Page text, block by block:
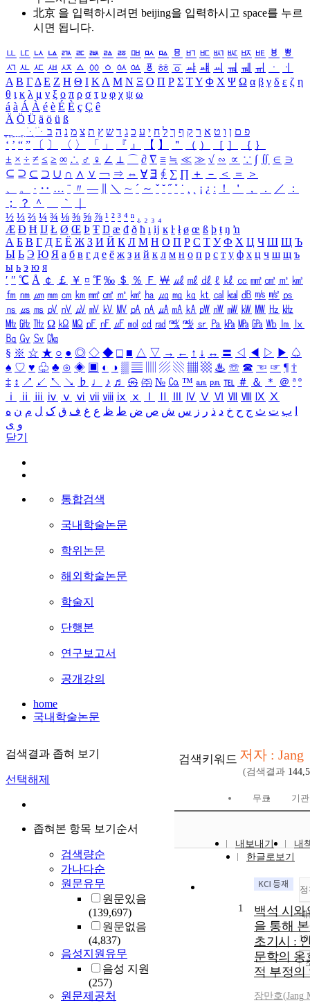
北京 을 입력하시려면 beijing을 입력하시고 space를 누르
시면 됩니다.
ㅥ ㅦ ㅧ ㅨ ㅩ ㅪ ㅫ ㅬ ㅭ ㅮ ㅯ ㅰ ㅱ ㅲ ㅳ ㅴ ㅵ ㅶ ㅷ ㅸ
ㅹ
ㅺ ㅻ ㅼ ㅽ ㅾ ㅿ ㆀ ㆁ ㆂ ㆃ ㆄ ㆅ ㆆ ㆇ ㆈ ㆉ ㆊ ㆋ ㆌ ㆍ
ㆎ
Α Β ΓΔ Ε Ζ Η Θ Ι ΚΛ Μ Ν Ξ Ο Π Ρ Σ ΤΥ Φ Χ Ψ Ω α β γ δ ε ζ η
θ ι κ λ μ ν ξ ο π ρ σ τ υ φ χ ψ ω
á à Á À é è É È ç Ç ê
Ä Ö Ü ä ö ü ß
ִֶֹ ֻּ ׁׂ פ ם ן ו ט א ר ק ף ך ל ח י ע כ ג ד ש ץ ת צ מ נ ה ב
‘ ’ “ ” 〔 〕 〈 〉 「 」 『 』 【 】 ＂ （ ） ［ ］ ｛ ｝
± × ÷ ≠ ≤ ≥ ∞ ∴ ♂ ♀ ∠ ⊥ ⌒ ∂ ∇ ≡ ≒ ≪ ≫ √ ∽ ∝ ∵ ∫ ∬ ∈ ∋
⊆ ⊇ ⊂ ⊃ ∪ ∩ ∧ ∨ ￢ ⇒ ⇔ ∀ ∃ ∮ ∑ ∏ ＋ － ＜ ＝
＞
、
。 · ‥ … ¨ 〃 ― ＼ ∼ ´ ～ ˇ ˘ ˝ ˚ ˙ ¸ ¡ ¿ ː ！ ＇ ， ． ／
：
；
？ ＾ ｀
½ ⅓ ⅔ ¼ ¾ ⅛ ⅜ ⅝ ⅞ ¹ ² ³ ⁴ ⁿ ₁ ₂ ₃ ₄
Æ Ð Ħ Ĳ Ł Ø Œ Þ Ŧ Ŋ æ đ ð ħ ı ĳ ĸ ŀ ł ø œ ß þ ŧ ŋ ŉ
А Б В Г Д Е Ё Ж З И Й К Л М Н О П Р С Т У Ф Х Ц Ч Ш Щ Ъ
Ы Ь Э Ю Я а б в г д е ё ж з и й к л м н о п р с т у ф х ц ч ш щ ъ
ы ь э ю я
′ ″ ℃ Å ￠ ￡ ￥ ¤ ℉ ‰ ＄ ％ Ｆ ￦ ㎕ ㎖ ㎗ ℓ ㎘ ㏄ ㎣ ㎤ ㎥ ㎦
㎙ ㎚ ㎛ ㎜ ㎝ ㎞ ㎟ ㎠ ㎡ ㎢ ㏊ ㎍ ㎎ ㎏ ㏏ ㎈ ㎉ ㏈ ㎧ ㎨ ㎰
㎱ ㎲ ㎳ ㎴ ㎵ ㎶ ㎷ ㎸ ㎹ ㎀ ㎁ ㎂ ㎃ ㎄ ㎺ ㎻ ㎽ ㎾ ㎿ ㎐ ㎑
㎒ ㎓ ㎔ Ω ㏀ ㏁ ㎊ ㎋ ㎌ ㏖ ㏅ ㎭ ㎮ ㎯ ㏛ ㎩ ㎪ ㎫ ㎬ ㏝ ㏐
㏓
㏃ ㏉ ㏜ ㏆
§ ※ ☆ ★ ○ ● ◎ ◇ ◆ □ ■ △ ▽ → ← ↑ ↓ ↔ 〓 ◁ ◀ ▷ ▶ ♤
♠ ♡ ♥ ♧ ♣ ⊙ ◈ ▣ ◐ ◑ ▒ ▤ ▨ ▧ ▦ ▩ ♨ ☏ ☎ ☜ ☞ ¶ †
‡ ↕ ↗ ↙ ↖ ↘ ♭ ♩ ♪ ♬ ㉿ ㈜ № ㏇ ™ ㏂ ㏘ ℡ ＃ ＆ ＊ ＠ ª º
ⅰ
ⅱ ⅲ ⅳ ⅴ ⅵ ⅶ ⅷ ⅸ ⅹ Ⅳ Ⅴ Ⅵ Ⅶ Ⅷ Ⅸ Ⅹ
ب ت ث ج ح خ د ذ ر ز س ش ص ض ط ظ ع غ ف ق ک ل م ن ه
و ی
닫기
통합검색
국내학술논문
학위논문
해외학술논문
학술지
단행본
연구보고서
공개강의
home
국내학술논문
검색결과 좁혀 보기
선택해제
좁혀본 항목 보기순서
검색량순
가나다순
원문유무
원문있음
(139,697)
원문없음
(4,837)
음성지원유무
음성 지원
(257)
원문제공처
검색키워드 저자 : Jang
(검색결과
무료 기
내보내기
내
한글로보기
내
1
백석 시와
을 통해
초기시 :
문학의 옹
적 부정의
장만호(Jang